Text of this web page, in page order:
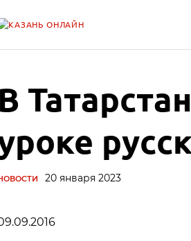
В
20 января 2023